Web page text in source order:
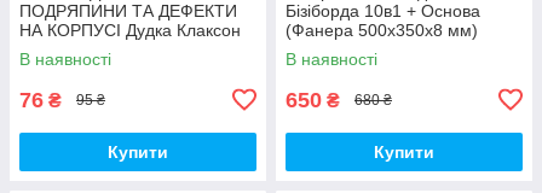
ПОДРЯПИНИ ТА ДЕФЕКТИ
НА КОРПУСІ Дудка Клаксон
для Велосипедів 14 см Фа-
Фа Пластик + Гума
В наявності
76 ₴ 95 ₴
Купити
Бізіборда 10в1 + Основа
(Фанера 500x350x8 мм)
Базові Деталі, Весь Комплект
- Собери Сам
В наявності
650 ₴ 680 ₴
Купити